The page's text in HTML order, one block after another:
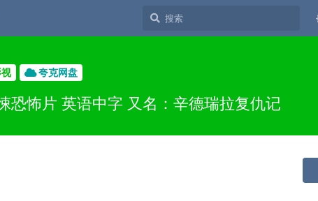
夸克网盘
恐怖片 英语中字 又名：辛德瑞拉复仇记